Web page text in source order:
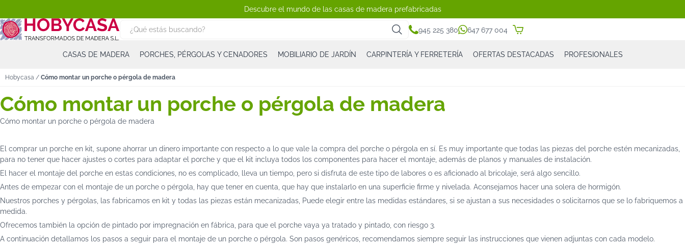
Descubre el mundo de las casas de madera prefabricadas
945 225 380 647 677 004
CASAS DE MADERA PORCHES, PÉRGOLAS Y CENADORES MOBILIARIO DE JARDÍN CARPINTERÍA Y FERRETERÍA OFERTAS DESTACADAS PROFESIONALES
Hobycasa / Cómo montar un porche o pérgola de madera
Cómo montar un porche o pérgola de madera
Cómo montar un porche o pérgola de madera
El comprar un porche en kit, supone ahorrar un dinero importante con respecto a lo que vale la compra del porche o pérgola en sí. Es muy importante que todas las piezas del porche estén mecanizadas,
para no tener que hacer ajustes o cortes para adaptar el porche y que el kit incluya todos los componentes para hacer el montaje, además de planos y manuales de instalación.
El hacer el montaje del porche en estas condiciones, no es complicado, lleva un tiempo, pero si disfruta de este tipo de labores o es aficionado al bricolaje, será algo sencillo.
Antes de empezar con el montaje de un porche o pérgola, hay que tener en cuenta, que hay que instalarlo en una superficie firme y nivelada. Aconsejamos hacer una solera de hormigón.
Nuestros porches y pérgolas, las fabricamos en kit y todas las piezas están mecanizadas, Puede elegir entre las medidas estándares, si se ajustan a sus necesidades o solicitarnos que se lo fabriquemos a
medida.
Ofrecemos también la opción de pintado por impregnación en fábrica, para que el porche vaya ya tratado y pintado, con riesgo 3.
A continuación detallamos los pasos a seguir para el montaje de un porche o pérgola. Son pasos genéricos, recomendamos siempre seguir las instrucciones que vienen adjuntas con cada modelo.